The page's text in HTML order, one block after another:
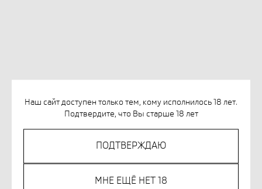
Наш сайт доступен только тем, кому исполнилось 18 лет.
Подтвердите, что Вы старше 18 лет
ПОДТВЕРЖДАЮ
МНЕ ЕЩЁ НЕТ 18
978-5-389-28155-4
992 р.
Out of stock